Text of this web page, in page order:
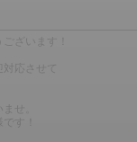
ざいます！
対応させて
せ。
す！